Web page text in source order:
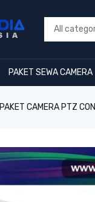
PAKET SEWA CAMERA
PAKET CAMERA PTZ